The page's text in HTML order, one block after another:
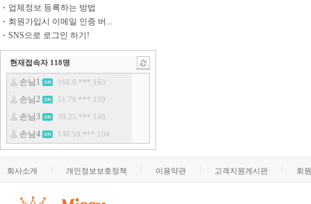
업체정보 등록하는 방법
회원가입시 이메일 인증 버...
SNS으로 로그인 하기!
현재접속자 118명
회사소개 개인정보보호정책 이용약관 고객지원게시판 회